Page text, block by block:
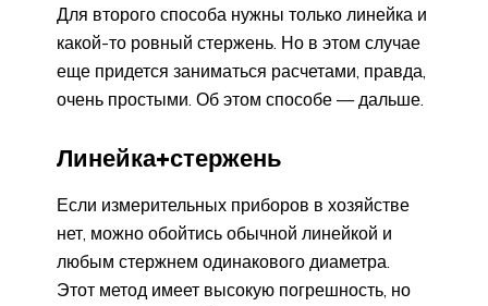
Для второго способа нужны только линейка и
какой-то ровный стержень. Но в этом случае
еще придется заниматься расчетами, правда,
очень простыми. Об этом способе — дальше.
Линейка+стержень
Если измерительных приборов в хозяйстве
нет, можно обойтись обычной линейкой и
любым стержнем одинакового диаметра.
Этот метод имеет высокую погрешность, но